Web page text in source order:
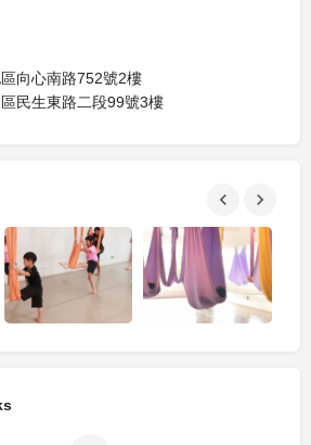
向心南路752號2樓
民生東路二段99號3樓